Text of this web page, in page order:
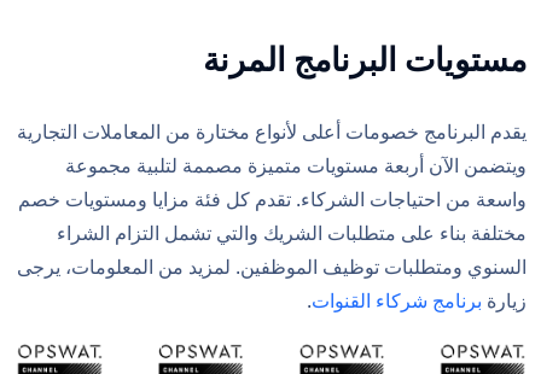
مستويات البرنامج المرنة
يقدم البرنامج خصومات أعلى لأنواع مختارة من المعاملات التجارية
ويتضمن الآن أربعة مستويات متميزة مصممة لتلبية مجموعة
واسعة من احتياجات الشركاء. تقدم كل فئة مزايا ومستويات خصم
مختلفة بناء على متطلبات الشريك والتي تشمل التزام الشراء
السنوي ومتطلبات توظيف الموظفين. لمزيد من المعلومات، يرجى
زيارة برنامج شركاء القنوات.